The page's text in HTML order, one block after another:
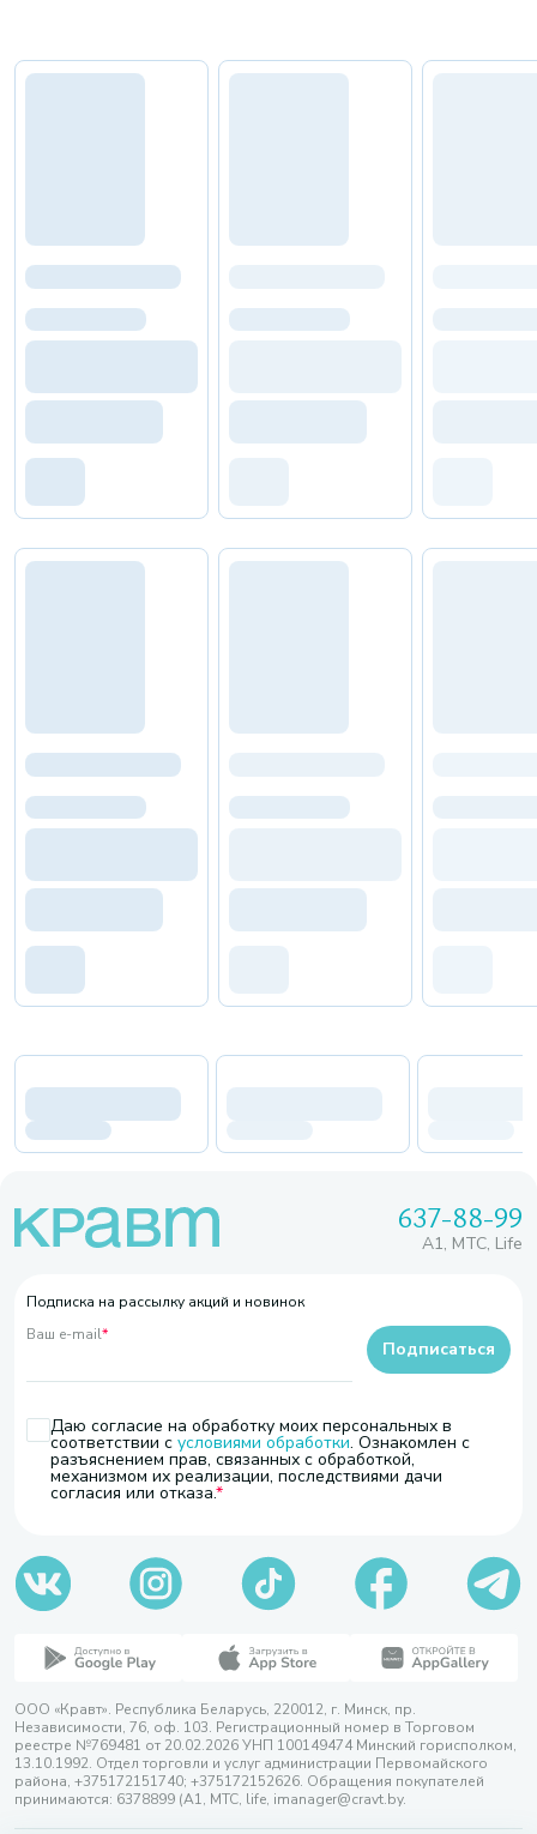
637-88-99
A1, МТС, Life
Подписка на рассылку акций и новинок
Ваш e-mail*
Даю согласие на обработку моих персональных в
соответствии с условиями обработки. Ознакомлен с
разъяснением прав, связанных с обработкой,
механизмом их реализации, последствиями дачи
согласия или отказа.
Подписаться
ООО «Кравт». Республика Беларусь, 220012, г. Минск, пр.
Независимости, 76, оф. 103. Регистрационный номер в Торговом
реестре №769481 от 20.02.2026 УНП 100149474 Минский горисполком,
13.10.1992. Отдел торговли и услуг администрации Первомайского
района, +375172151740; +375172152626. Обращения покупателей
принимаются: 6378899 (А1, МТС, life, imanager@cravt.by.